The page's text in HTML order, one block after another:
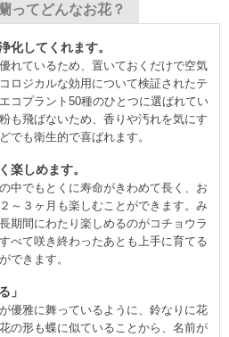
ってどんなお花？
化してくれます。
れているため、置いておくだけで空気
ロジカルな効用について検証されたテ
コプラント50種のひとつに選ばれてい
も飛ばないため、香りや汚れを気にす
でも衛生的で喜ばれます。
楽しめます。
中でもとくに寿命がきわめて長く、お
～３ヶ月も楽しむことができます。み
期間にわたり楽しめるのがコチョウラ
べて咲き終わったあとも上手に育てる
できます。
」
優雅に舞っているように、鈴なりに花
の形も蝶に似ていることから、名前が